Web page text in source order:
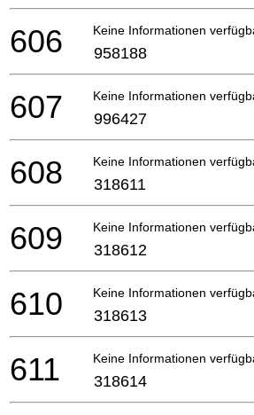
Keine Informationen
606 958188
Keine Informationen
607 996427
Keine Informationen
608 318611
Keine Informationen
609 318612
Keine Informationen
610 318613
Keine Informationen
611 318614